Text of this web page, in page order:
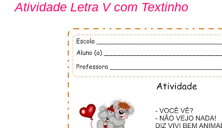
Atividade Letra V com Textinho